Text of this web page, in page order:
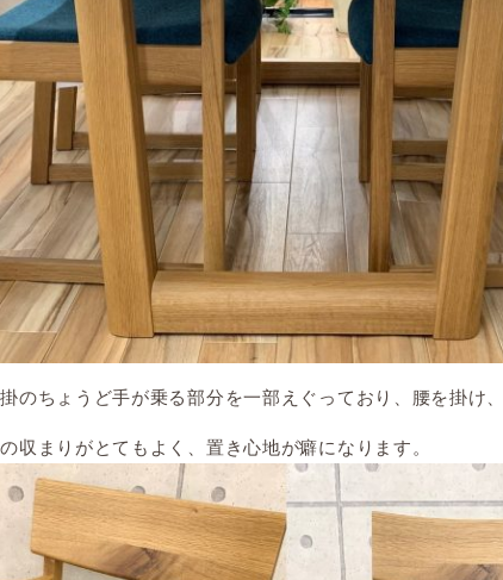
のちょうど手が乗る部分を一部えぐっており、腰を掛け、
収まりがとてもよく、置き心地が癖になります。